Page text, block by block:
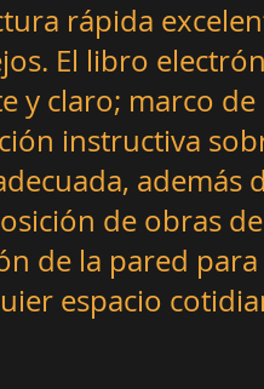
rápida
El libro
y claro; marco
instructiva
de obras
de la pared
espacio